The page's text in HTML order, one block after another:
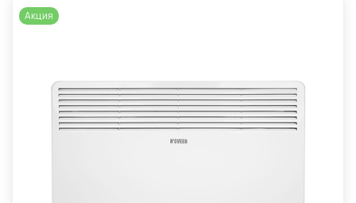
Акция